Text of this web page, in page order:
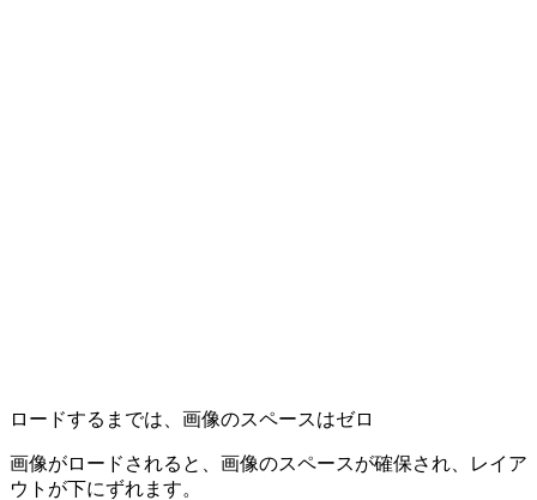
ロードするまでは、画像のスペースはゼロ
画像がロードされると、画像のスペースが確保され、レイア
ウトが下にずれます。